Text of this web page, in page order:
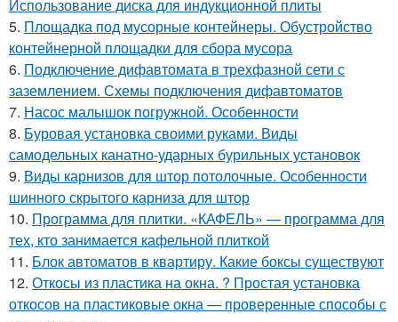
Использование диска для индукционной плиты
5. Площадка под мусорные контейнеры. Обустройство
контейнерной площадки для сбора мусора
6. Подключение дифавтомата в трехфазной сети с
заземлением. Схемы подключения дифавтоматов
7. Насос малышок погружной. Особенности
8. Буровая установка своими руками. Виды
самодельных канатно-ударных бурильных установок
9. Виды карнизов для штор потолочные. Особенности
шинного скрытого карниза для штор
10. Программа для плитки. «КАФЕЛЬ» — программа для
тех, кто занимается кафельной плиткой
11. Блок автоматов в квартиру. Какие боксы существуют
12. Откосы из пластика на окна. ? Простая установка
откосов на пластиковые окна — проверенные способы с